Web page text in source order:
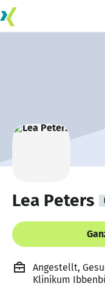
Lea Peters
Angestellt,
Klinikum